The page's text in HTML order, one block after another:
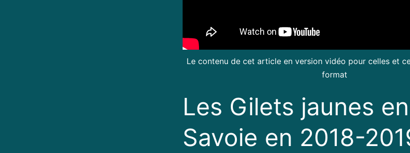
Le contenu de cet article en version vidéo pour celles et
format
Les Gilets jaunes en
Savoie en 2018-